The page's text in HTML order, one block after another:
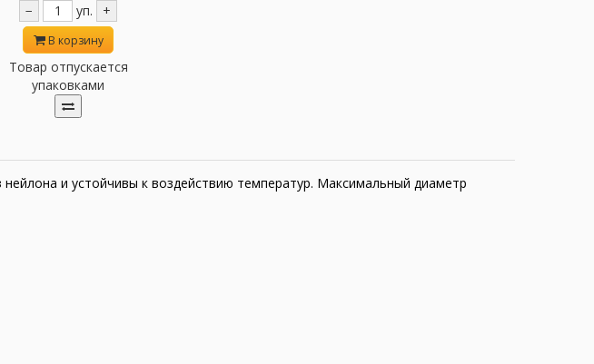
−
уп. +
В корзину
Товар отпускается
упаковками
и устойчивы к воздействию температур. Максимальный диаметр